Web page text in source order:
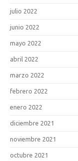
julio 2022
junio 2022
mayo 2022
abril 2022
marzo 2022
febrero 2022
enero 2022
diciembre 2021
noviembre 2021
octubre 2021